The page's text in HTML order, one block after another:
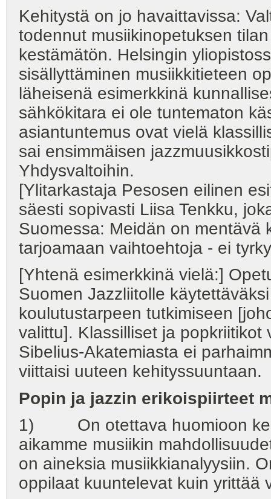
Kehitystä on jo havaittavissa:
todennut musiikinopetuksen
kestämätön. Helsingin
sisällyttäminen musiikkitieteen
läheisenä esimerkkinä
sähkökitara ei ole tuntematon
asiantuntemus ovat vielä
sai ensimmäisen
Yhdysvaltoihin.
[Ylitarkastaja Pesosen eilinen
säesti sopivasti Liisa Tenkku,
Suomessa: Meidän on mentävä
tarjoamaan vaihtoehtoja - ei
[Yhtenä esimerkkinä vielä:]
Suomen Jazzliitolle
koulutustarpeen tutkimiseen
valittu]. Klassilliset ja
Sibelius-Akatemiasta ei
viittaisi uuteen kehityssuuntaan.
Popin ja jazzin erikoispiirteet
1) On otettava huomioon
aikamme musiikin
on aineksia musiikkianalyysiin.
oppilaat kuuntelevat kuin yrittää